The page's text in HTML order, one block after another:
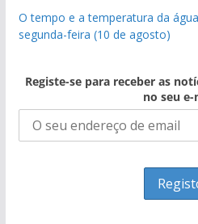
O tempo e a temperatura da
segunda-feira (10 de agosto)
Registe-se para receber as
no seu